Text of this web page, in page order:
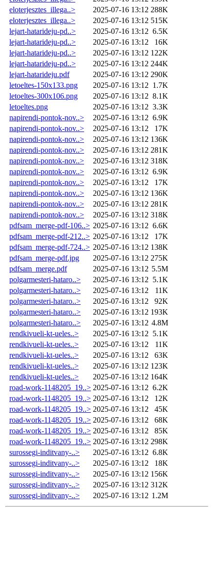
eloterjesztes_illega..>
2025-07-16 13:12 288K
eloterjesztes_illega..>
2025-07-16 13:12 515K
lejart-hatarideju-pd..>
2025-07-16 13:12 6.5K
lejart-hatarideju-pd..>
2025-07-16 13:12
16K
lejart-hatarideju-pd..>
2025-07-16 13:12 122K
lejart-hatarideju-pd..>
2025-07-16 13:12 244K
lejart-hatarideju.pdf
2025-07-16 13:12 290K
letoeltes-150x133.png
2025-07-16 13:12 1.7K
letoeltes-300x106.png
2025-07-16 13:12 8.1K
letoeltes.png
2025-07-16 13:12 3.3K
napirendi-pontok-nov..>
2025-07-16 13:12 6.9K
napirendi-pontok-nov..>
2025-07-16 13:12
17K
napirendi-pontok-nov..>
2025-07-16 13:12 136K
napirendi-pontok-nov..>
2025-07-16 13:12 281K
napirendi-pontok-nov..>
2025-07-16 13:12 318K
napirendi-pontok-nov..>
2025-07-16 13:12 6.9K
napirendi-pontok-nov..>
2025-07-16 13:12
17K
napirendi-pontok-nov..>
2025-07-16 13:12 136K
napirendi-pontok-nov..>
2025-07-16 13:12 281K
napirendi-pontok-nov..>
2025-07-16 13:12 318K
pdfsam_merge-pdf-106..> 2025-07-16 13:12 6.6K
pdfsam_merge-pdf-212..> 2025-07-16 13:12
17K
pdfsam_merge-pdf-724..> 2025-07-16 13:12 138K
pdfsam_merge-pdf.jpg
2025-07-16 13:12 275K
pdfsam_merge.pdf
2025-07-16 13:12 5.5M
polgarmesteri-hataro..>
2025-07-16 13:12 5.1K
polgarmesteri-hataro..>
2025-07-16 13:12
11K
polgarmesteri-hataro..>
2025-07-16 13:12
92K
polgarmesteri-hataro..>
2025-07-16 13:12 193K
polgarmesteri-hataro..>
2025-07-16 13:12 4.8M
rendkivueli-kt-ueles..>
2025-07-16 13:12 5.1K
rendkivueli-kt-ueles..>
2025-07-16 13:12
11K
rendkivueli-kt-ueles..>
2025-07-16 13:12
63K
rendkivueli-kt-ueles..>
2025-07-16 13:12 123K
rendkivueli-kt-ueles..>
2025-07-16 13:12 164K
road-work-1148205_19..> 2025-07-16 13:12 6.2K
road-work-1148205_19..> 2025-07-16 13:12
12K
road-work-1148205_19..> 2025-07-16 13:12
45K
road-work-1148205_19..> 2025-07-16 13:12
68K
road-work-1148205_19..> 2025-07-16 13:12
85K
road-work-1148205_19..> 2025-07-16 13:12 298K
surossegi-inditvany-..>
2025-07-16 13:12 6.8K
surossegi-inditvany-..>
2025-07-16 13:12
18K
surossegi-inditvany-..>
2025-07-16 13:12 156K
surossegi-inditvany-..>
2025-07-16 13:12 312K
surossegi-inditvany-..>
2025-07-16 13:12 1.2M